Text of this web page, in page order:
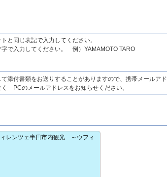
と同じ表記で入力してください。
字で入力してください。 例）YAMAMOTO TARO
添付書類をお送りすることがありますので、携帯メールアド
く PCのメールアドレスをお知らせください。